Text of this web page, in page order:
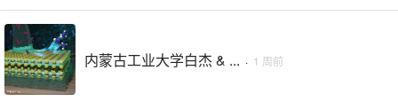
内蒙古工业大学白杰 & ... · 1 周前